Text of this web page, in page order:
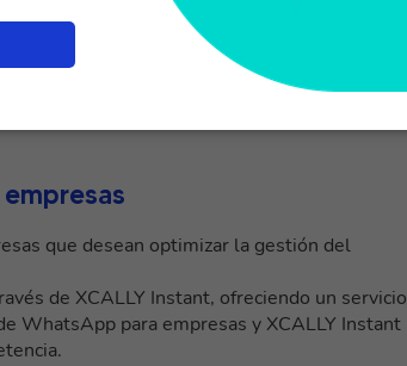
en determinados puntos del recorrido del
Instant ofrece la posibilidad de
más comunes, mejorando la eficacia
más eficiente. Con esta solución, los
inmediatas,
que desean optimizar la gestión del
de XCALLY Instant, ofreciendo un servicio
WhatsApp para empresas y XCALLY Instant